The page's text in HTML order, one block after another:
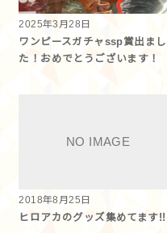
2025年3月28日
ワンピースガチャssp賞出まし
た！おめでとうございます！
2018年8月25日
ヒロアカのグッズ集めてます!!